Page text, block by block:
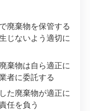
廃棄物を保管する
じないよう適切に
棄物は自ら適正に
者に委託する
た廃棄物が適正に
任を負う